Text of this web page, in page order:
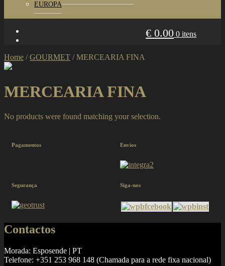
EUROPA
€ 0.00 0 itens
Home /GOURMET /MERCEARIA FINA
MERCEARIA FINA
No products were found matching your selection.
Pagamentos Envios
Segurança Siga-nos
Contactos
Morada: Esposende | PT
Telefone: +351 253 968 148 (Chamada para a rede fixa nacional)